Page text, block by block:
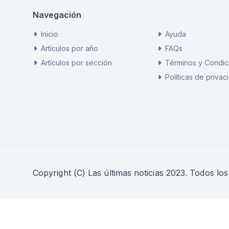
Navegación
Inicio
Artículos por año
Artículos por sección
Ayuda
FAQs
Términos y
Políticas de
Copyright (C) Las últimas noticias 2023. Todos